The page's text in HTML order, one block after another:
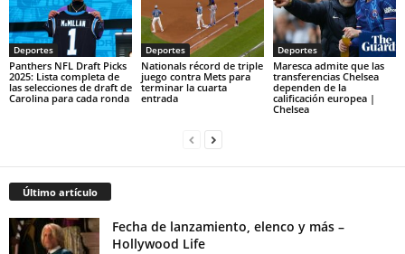
Deportes
Panthers NFL Draft Picks
2025: Lista completa de
las selecciones de draft de
Carolina para cada ronda
Deportes
Nationals récord de triple
juego contra Mets para
terminar la cuarta
entrada
Deportes
Maresca admite que las
transferencias Chelsea
dependen de la
calificación europea |
Chelsea
Último artículo
Fecha de lanzamiento, elenco y más –
Hollywood Life